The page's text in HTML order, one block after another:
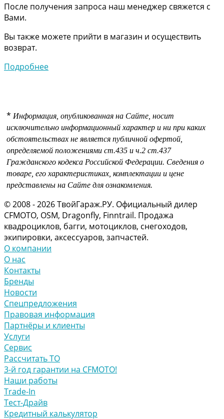
После получения запроса наш менеджер свяжется с
Вами.
Вы также можете прийти в магазин и осуществить
возврат.
Подробнее
* Информация, опубликованная на Сайте, носит
исключительно информационный характер и ни при каких
обстоятельствах не является публичной офертой,
определяемой положениями ст.435 и ч.2 ст.437
Гражданского кодекса Российской Федерации. Сведения о
товаре, его характеристиках, комплектации и цене
представлены на Сайте для ознакомления.
© 2008 - 2026 ТвойГараж.РУ. Официальный дилер
CFMOTO, OSM, Dragonfly, Finntrail. Продажа
квадроциклов, багги, мотоциклов, снегоходов,
экипировки, аксессуаров, запчастей.
О компании
О нас
Контакты
Бренды
Новости
Спецпредложения
Правовая информация
Партнёры и клиенты
Услуги
Сервис
Рассчитать ТО
3-й год гарантии на CFMOTO!
Наши работы
Trade-In
Тест-Драйв
Кредитный калькулятор